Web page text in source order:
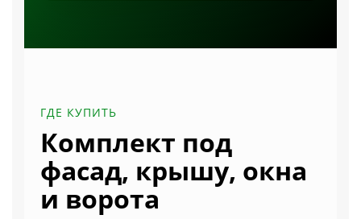
ГДЕ КУПИТЬ
Комплект под
фасад, крышу, окна
и ворота